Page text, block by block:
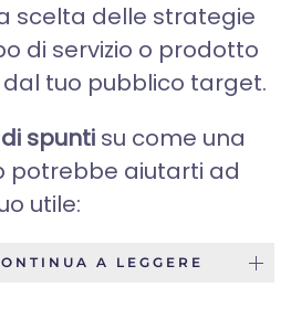
scelta delle strategie
di servizio o prodotto
tuo pubblico target.
spunti su come una
potrebbe aiutarti ad
utile:
A LEGGERE